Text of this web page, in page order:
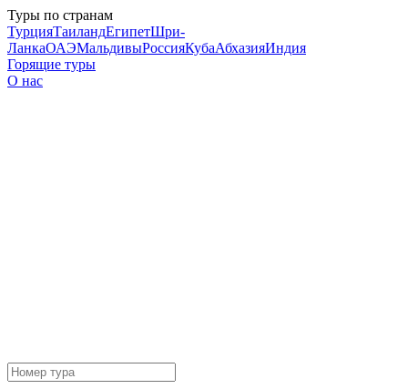
Туры по странам
ТурцияТаиландЕгипетШри-
ЛанкаОАЭМальдивыРоссияКубаАбхазияИндия
Горящие туры
О нас